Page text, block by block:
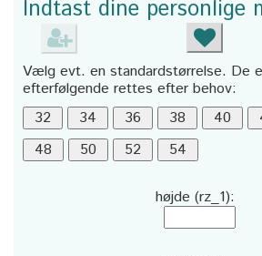
Indtast dine personlige
Vælg evt. en standardstørrelse. De
efterfølgende rettes efter behov:
højde (rz_1):